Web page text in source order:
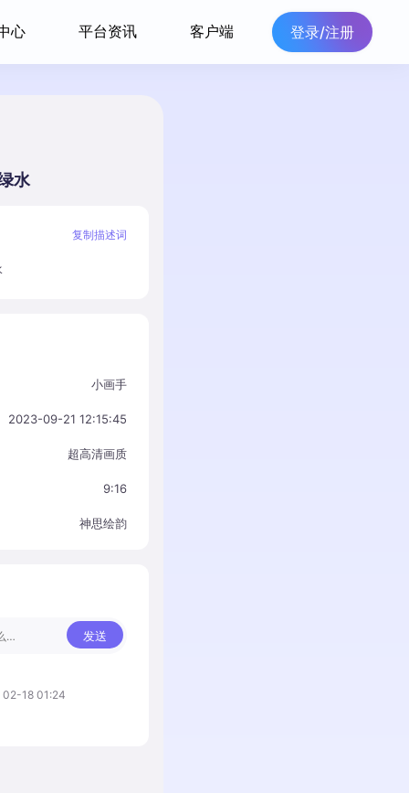
心 平台资讯 客户端 登录/注册
水
复制描述词
小画手
2023-09-21 12:15:45
超高清画质
9:16
神思绘韵
发送
02-18 01:24